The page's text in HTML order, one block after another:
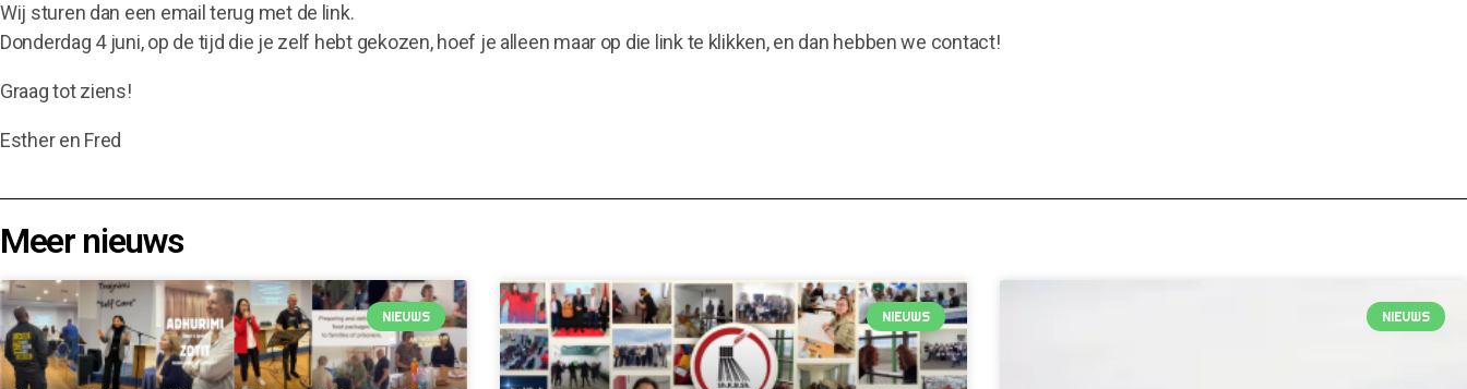
Wij sturen dan een email terug met de link.
Donderdag 4 juni, op de tijd die je zelf hebt gekozen, hoef je alleen maar op die link te klikken, en dan hebben we contact!
Graag tot ziens!
Esther en Fred
Meer nieuws
NIEUWS NIEUWS NIEUWS